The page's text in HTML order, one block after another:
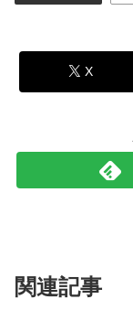
X
関連記事